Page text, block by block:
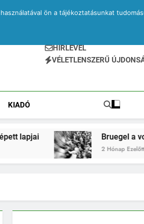
HÍRLEVÉL
VÉLETLENSZERŰ
KIADÓ
Bruegel a vonaton – egy
2 Hónap Ezelőtt
ön a tájékoztatásunkat